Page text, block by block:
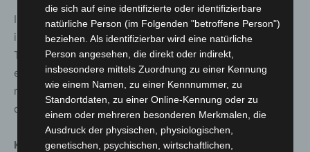
In der KW 50 des Jahres 2021 wurden durch die MIT
insgesamt 218.436 Impfungen durchgeführt. Der
Tagesrekord wurde am 23.12.2021 mit 51.322 Impfungen
erzielt. In der 48. KW dieses Jahres wurden hingegen
nur noch rund 8.000 Impfungen von den MIT
durchgeführt, also etwas mehr als 1.000 am Tag.
Kosten MIT:
die sich auf eine identifizierte oder identifizierbare
natürliche Person (im Folgenden "betroffene Person")
beziehen. Als identifizierbar wird eine natürliche
Person angesehen, die direkt oder indirekt,
insbesondere mittels Zuordnung zu einer Kennung
wie einem Namen, zu einer Kennnummer, zu
Standortdaten, zu einer Online-Kennung oder zu
einem oder mehreren besonderen Merkmalen, die
Ausdruck der physischen, physiologischen,
genetischen, psychischen, wirtschaftlichen,